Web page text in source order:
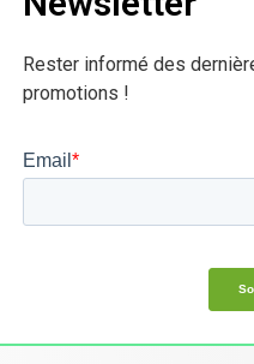
Rester informé des
promotions !